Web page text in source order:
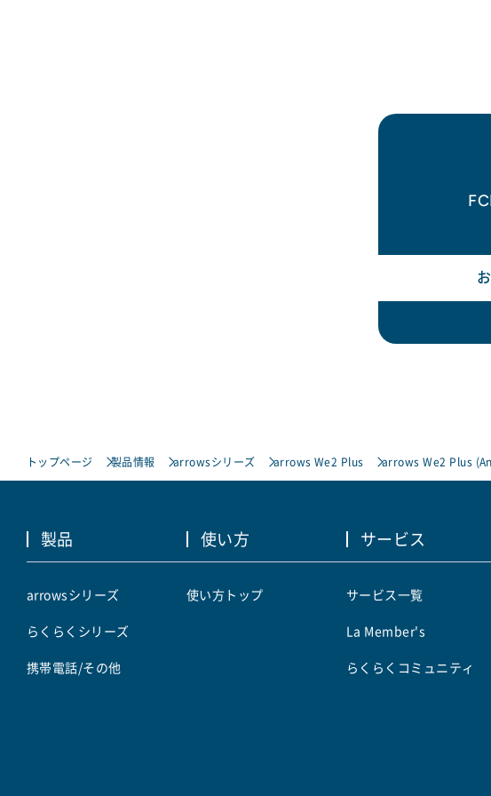
トップページ 製品情報 arrowsシリーズ arrows We2 Plus arrows We2 Plus
製品
arrowsシリーズ
らくらくシリーズ
携帯電話/その他
使い方
使い方トップ
サービス
サービス一覧
La Member's
らくらくコミュニティ